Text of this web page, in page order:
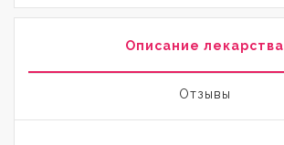
Описание лекарства
Отзывы